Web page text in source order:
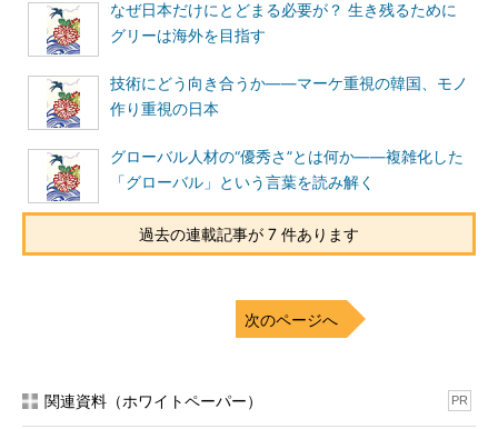
す。
ですが、日本国内のWebサービスやソフトウェアは、技術的な意
味で「どこに強みを持っているのか」が正直なところ、いまひと
――その企業ならではの特化した技術が見えない、代替可能であ
るということでしょうか。
ているフィールドで戦えばいいでしょう。しかし、エンジニアと
してどれほどの価値を出せているのでしょうか。
「日本語の壁で守られている」サービスは、外国企業が「コス
トがかかるから展開していない」から保てているわけで、本気で
なぜ日本だけにとどまる必要が？ 生き残るために
グリーは海外を目指す
技術にどう向き合うか――マーケ重視の韓国、モノ
作り重視の日本
グローバル人材の“優秀さ”とは何か――複雑化した
「グローバル」という言葉を読み解く
過去の連載記事が 7 件あります
次のページへ
関連資料（ホワイトペーパー） PR